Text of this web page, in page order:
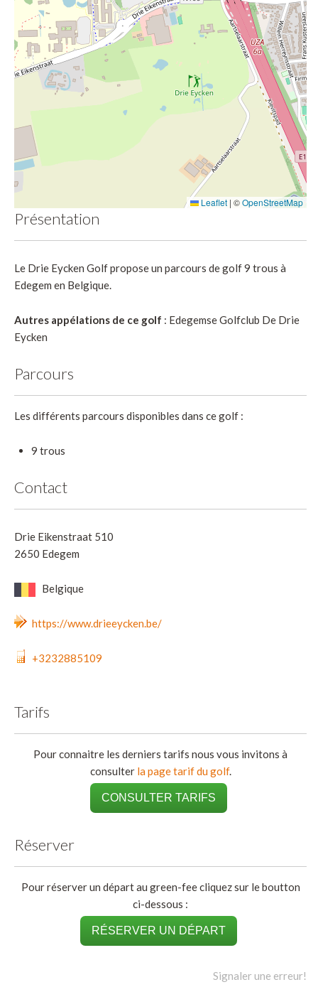
Leaflet | ©OpenStreetMap
Présentation
Le Drie Eycken Golf propose un parcours de golf 9 trous à
Edegem en Belgique.
Autres appélations de ce golf : Edegemse Golfclub De Drie
Eycken
Parcours
Les différents parcours disponibles dans ce golf :
9 trous
Contact
Drie Eikenstraat 510
2650 Edegem
Belgique
https://www.drieeycken.be/
+3232885109
Tarifs
Pour connaitre les derniers tarifs nous vous invitons à
consulter la page tarif du golf.
CONSULTER TARIFS
Réserver
Pour réserver un départ au green-fee cliquez sur le boutton
ci-dessous :
RÉSERVER UN DÉPART
Signaler une erreur!